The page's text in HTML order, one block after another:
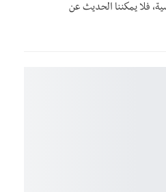
فلا يمكننا الحديث عن